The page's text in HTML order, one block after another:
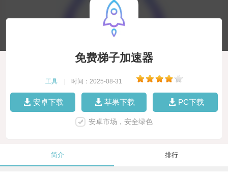
免费梯子加速器
工具 时间：2025-08-31
安卓下载 苹果下载 PC下载
安卓市场，安全绿色
简介 排行